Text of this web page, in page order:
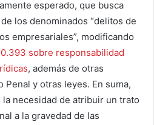
esperado, que busca
los denominados “delitos de
empresariales”, modificando
sobre responsabilidad
, además de otras
y otras leyes. En suma,
necesidad de atribuir un trato
a la gravedad de las